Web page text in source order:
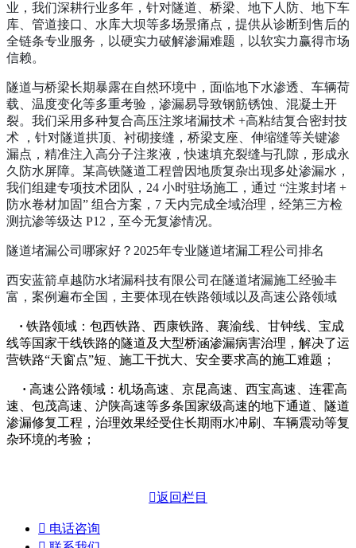
业，我们深耕行业多年，针对隧道、桥梁、地下人防、地下车
库、管道接口、水库大坝等多场景痛点，提供从诊断到售后的
全链条专业服务，以硬实力破解渗漏难题，以软实力赢得市场
信赖。
隧道与桥梁长期暴露在自然环境中，面临地下水渗透、车辆荷
载、温度变化等多重考验，渗漏易导致钢筋锈蚀、混凝土开
裂。我们采用多种复合高压注浆堵漏技术 +高粘结复合密封技
术 ，针对隧道拱顶、衬砌接缝，桥梁支座、伸缩缝等关键渗
漏点，精准注入高分子注浆液，快速填充裂缝与孔隙，形成永
久防水屏障。某高铁隧道工程曾因地质复杂出现多处渗漏水，
我们组建专项技术团队，24 小时驻场施工，通过 “注浆封堵 +
防水卷材加固” 组合方案，7 天内完成全域治理，经第三方检
测抗渗等级达 P12，至今无复渗情况。
隧道堵漏公司哪家好？2025年专业隧道堵漏工程公司排名
西安蓝箭卓越防水堵漏科技有限公司在隧道堵漏施工经验丰
富，案例遍布全国，主要体现在铁路领域以及高速公路领域
· 铁路领域：包西铁路、西康铁路、襄渝线、甘钟线、宝成
线等国家干线铁路的隧道及大型桥涵渗漏病害治理，解决了运
营铁路“天窗点”短、施工干扰大、安全要求高的施工难题；
· 高速公路领域：机场高速、京昆高速、西宝高速、连霍高
速、包茂高速、沪陕高速等多条国家级高速的地下通道、隧道
渗漏修复工程，治理效果经受住长期雨水冲刷、车辆震动等复
杂环境的考验；
返回栏目
 电话咨询